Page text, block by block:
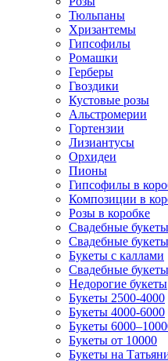
Тюльпаны
Хризантемы
Гипсофилы
Ромашки
Герберы
Гвоздики
Кустовые розы
Альстромерии
Гортензии
Лизиантусы
Орхидеи
Пионы
Гипсофилы в
Композиции в
Розы в коробке
Свадебные
Свадебные
Букеты с каллами
Свадебные
Недорогие букеты
Букеты 2500-4000
Букеты 4000-6000
Букеты
Букеты от 10000
Букеты на